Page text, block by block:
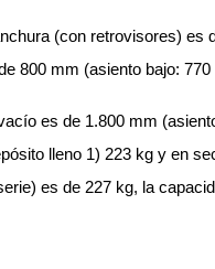
(con retrovisores)
800 mm (asiento bajo:
es de 1.800 mm
lleno 1) 223 kg y en
es de 227 kg, la